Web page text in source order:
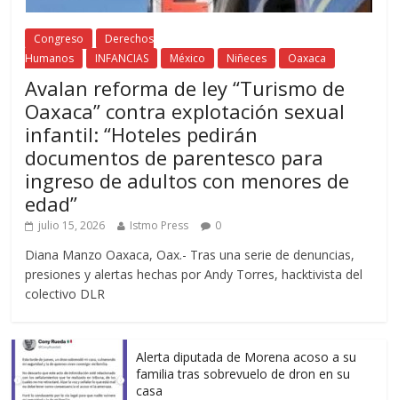
Congreso
Derechos
Humanos
INFANCIAS México Niñeces Oaxaca
Avalan reforma de ley “Turismo de
Oaxaca” contra explotación sexual
infantil: “Hoteles pedirán
documentos de parentesco para
ingreso de adultos con menores de
edad”
julio 15, 2026 Istmo Press 0
Diana Manzo Oaxaca, Oax.- Tras una serie de denuncias,
presiones y alertas hechas por Andy Torres, hacktivista del
colectivo DLR
Alerta diputada de Morena acoso a su
familia tras sobrevuelo de dron en su
casa